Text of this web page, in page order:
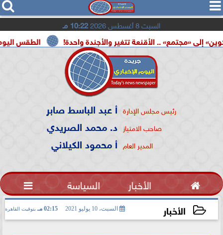
  
السبت 8 أغسطس 2026 10:22 مـ
الطقس اليوم.. شديد .. الأقنعة تتغير والأجندة واحدة!
رئيس مجلس الإدارة أ عبد الباسط صابر
صاحب الامتياز د. محمد الصريدي
المدير العام أ محمود الكيلاني
 الأخبار السياسة 
الأخبار السبت، 10 يوليو 2021 02:15 مـ بتوقيت القاهرة